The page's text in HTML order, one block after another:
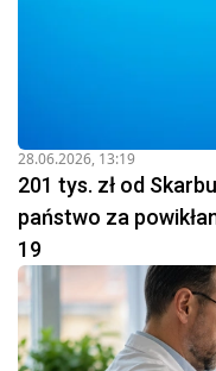
28.06.2026, 13:19
201 tys. zł od
państwo za
19